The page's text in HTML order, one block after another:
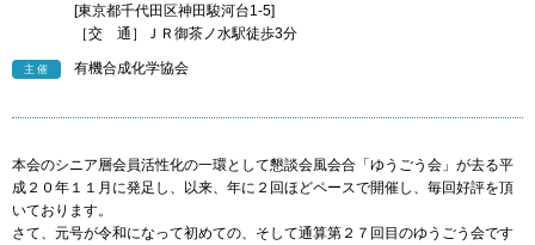
[東京都千代田区神田駿河台1-5]
［交 通］ＪＲ御茶ノ水駅徒歩3分
主催 有機合成化学協会
本会のシニア層会員活性化の一環として懇談会風会合「ゆうごう会」が去る平
成２０年１１月に発足し、以来、年に２回ほどペースで開催し、毎回好評を頂
いております。
さて、元号が令和になって初めての、そして通算第２７回目のゆうごう会です